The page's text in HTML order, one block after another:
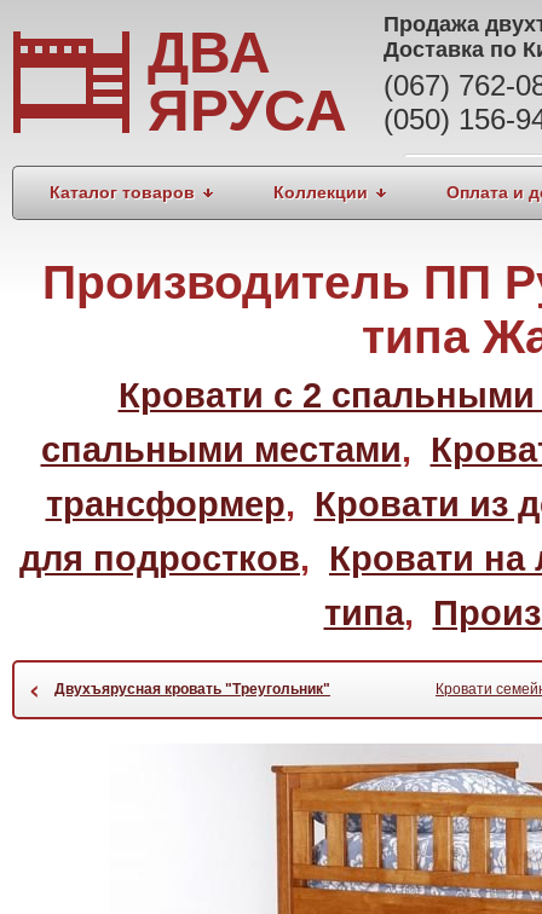
ДВА
ЯРУСА
Продажа
Доставка по
(067) 762-
(050) 156-
Каталог товаров Коллекции Оплата и
Производитель ПП
типа
Кровати с 2
спальными местами,
трансформер, Кровати из
для подростков, Кровати на
типа,
‹ Двухъярусная кровать "Треугольник" Кровати